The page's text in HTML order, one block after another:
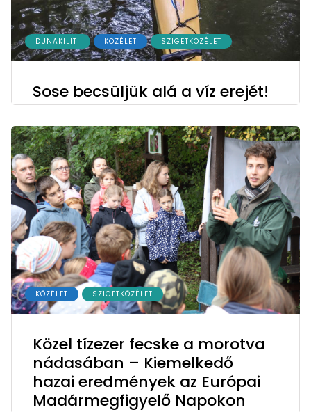
DUNAKILITI KÖZÉLET SZIGETKÖZÉLET
Sose becsüljük alá a víz erejét!
KÖZÉLET SZIGETKÖZÉLET
Közel tízezer fecske a morotva
nádasában – Kiemelkedő
hazai eredmények az Európai
Madármegfigyelő Napokon